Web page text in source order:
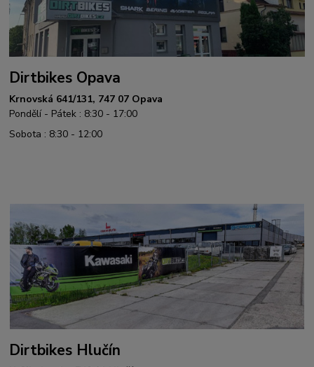
Dirtbikes Opava
Krnovská 641/131, 747 07 Opava
Pondělí - Pátek : 8:30 - 17:00
Sobota : 8:30 - 12:00
Dirtbikes Hlučín